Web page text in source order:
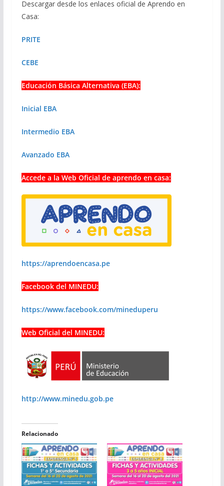
Descargar desde los enlaces oficial de Aprendo en
Casa:
PRITE
CEBE
Educación Básica Alternativa (EBA):
Inicial EBA
Intermedio EBA
Avanzado EBA
Accede a la Web Oficial de aprendo en casa:
https://aprendoencasa.pe
Facebook del MINEDU:
https://www.facebook.com/mineduperu
Web Oficial del MINEDU:
http://www.minedu.gob.pe
Relacionado